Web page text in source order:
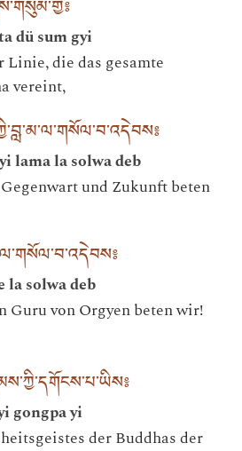
dü sum gyi
die das gesamte
vereint,
lama la solwa deb
und Zukunft beten
la solwa deb
Guru von Orgyen beten wir!
gongpa yi
der Buddhas der